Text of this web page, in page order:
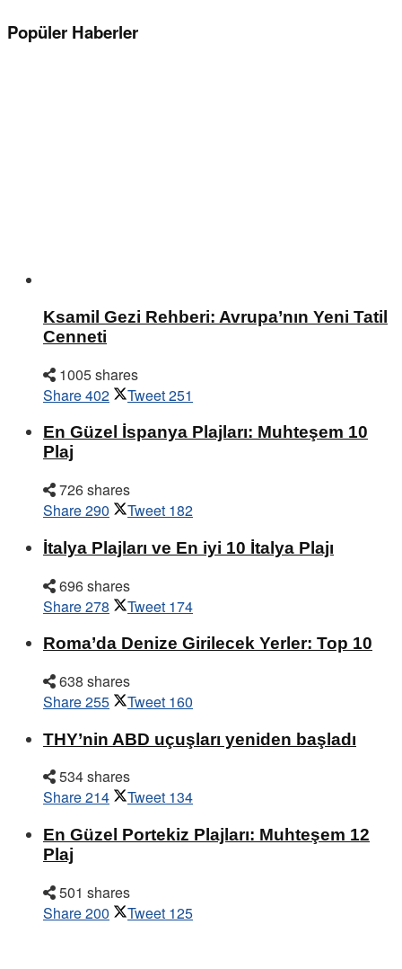
Popüler Haberler
Ksamil Gezi Rehberi: Avrupa’nın Yeni Tatil
Cenneti
1005 shares
Share402 Tweet251
En Güzel İspanya Plajları: Muhteşem 10
Plaj
726 shares
Share290 Tweet 182
İtalya Plajları ve En iyi 10 İtalya Plajı
696 shares
Share278 Tweet 174
Roma’da Denize Girilecek Yerler: Top 10
638 shares
Share255 Tweet 160
THY’nin ABD uçuşları yeniden başladı
534 shares
Share214 Tweet 134
En Güzel Portekiz Plajları: Muhteşem 12
Plaj
501 shares
Share200 Tweet 125